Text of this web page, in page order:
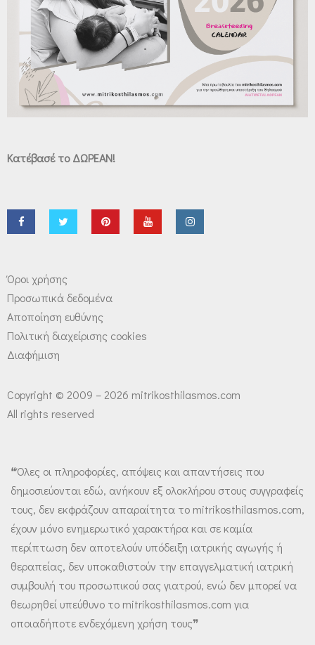
Κατέβασέ το ΔΩΡΕΑΝ!
Όροι χρήσης
Προσωπικά δεδομένα
Αποποίηση ευθύνης
Πολιτική διαχείρισης cookies
Διαφήμιση
Copyright © 2009 – 2026 mitrikosthilasmos.com
All rights reserved
❝Όλες οι πληροφορίες, απόψεις και απαντήσεις που
δημοσιεύονται εδώ, ανήκουν εξ ολοκλήρου στους συγγραφείς
τους, δεν εκφράζουν απαραίτητα το mitrikosthilasmos.com,
έχουν μόνο ενημερωτικό χαρακτήρα και σε καμία
περίπτωση δεν αποτελούν υπόδειξη ιατρικής αγωγής ή
θεραπείας, δεν υποκαθιστούν την επαγγελματική ιατρική
συμβουλή του προσωπικού σας γιατρού, ενώ δεν μπορεί να
θεωρηθεί υπεύθυνο το mitrikosthilasmos.com για
οποιαδήποτε ενδεχόμενη χρήση τους❞